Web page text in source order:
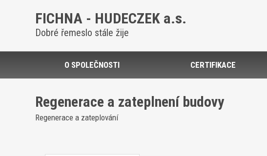
FICHNA - HUDECZEK a.s.
Dobré řemeslo stále žije
O SPOLEČNOSTI CERTIFIKACE
Regenerace a zateplnení budovy
Regenerace a zateplování